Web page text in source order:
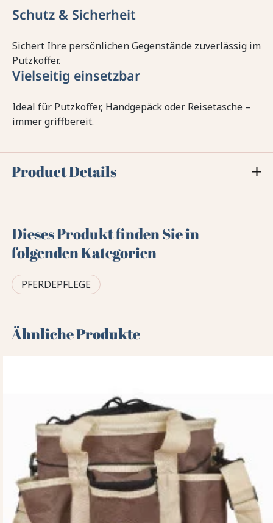
Schutz & Sicherheit
Sichert Ihre persönlichen Gegenstände zuverlässig im
Putzkoffer.
Vielseitig einsetzbar
Ideal für Putzkoffer, Handgepäck oder Reisetasche –
immer griffbereit.
Product Details
Dieses Produkt finden Sie in
folgenden Kategorien
PFERDEPFLEGE
Ähnliche Produkte